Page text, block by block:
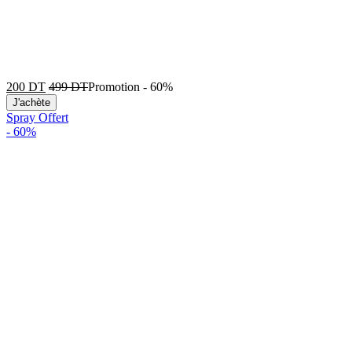
200 DT 499DTPromotion - 60%
J'achète
Spray Offert
- 60%